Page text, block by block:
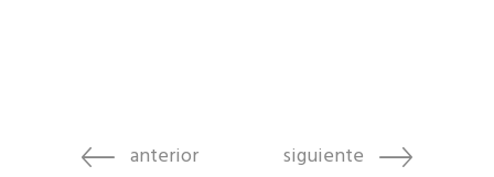
anterior siguiente